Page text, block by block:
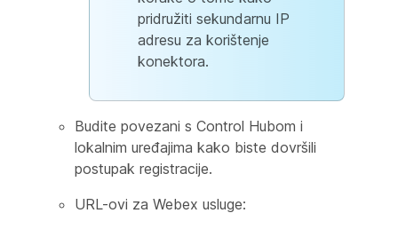
pridružiti sekundarnu IP
adresu za korištenje
konektora.
Budite povezani s Control Hubom i
lokalnim uređajima kako biste dovršili
postupak registracije.
URL-ovi za Webex usluge: